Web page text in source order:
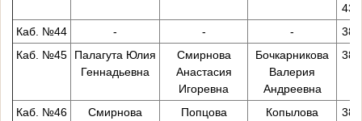
43-
Каб. №44
- - -
38-
Каб. №45
Палагута Юлия
Геннадьевна
Смирнова
Анастасия
Игоревна
Бочкарникова
Валерия
Андреевна
38-
Каб. №46
Смирнова
Попцова
Копылова
38-